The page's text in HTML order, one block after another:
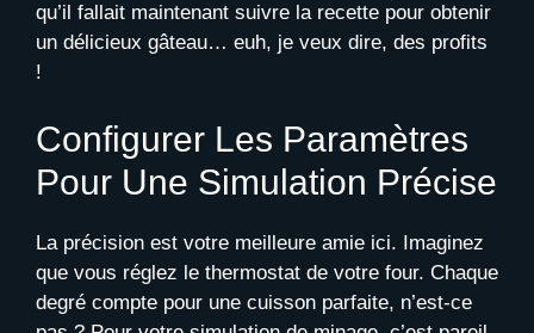
qu’il fallait maintenant suivre la recette pour obtenir
un délicieux gâteau… euh, je veux dire, des profits
!
Configurer Les Paramètres
Pour Une Simulation Précise
La précision est votre meilleure amie ici. Imaginez
que vous réglez le thermostat de votre four. Chaque
degré compte pour une cuisson parfaite, n’est-ce